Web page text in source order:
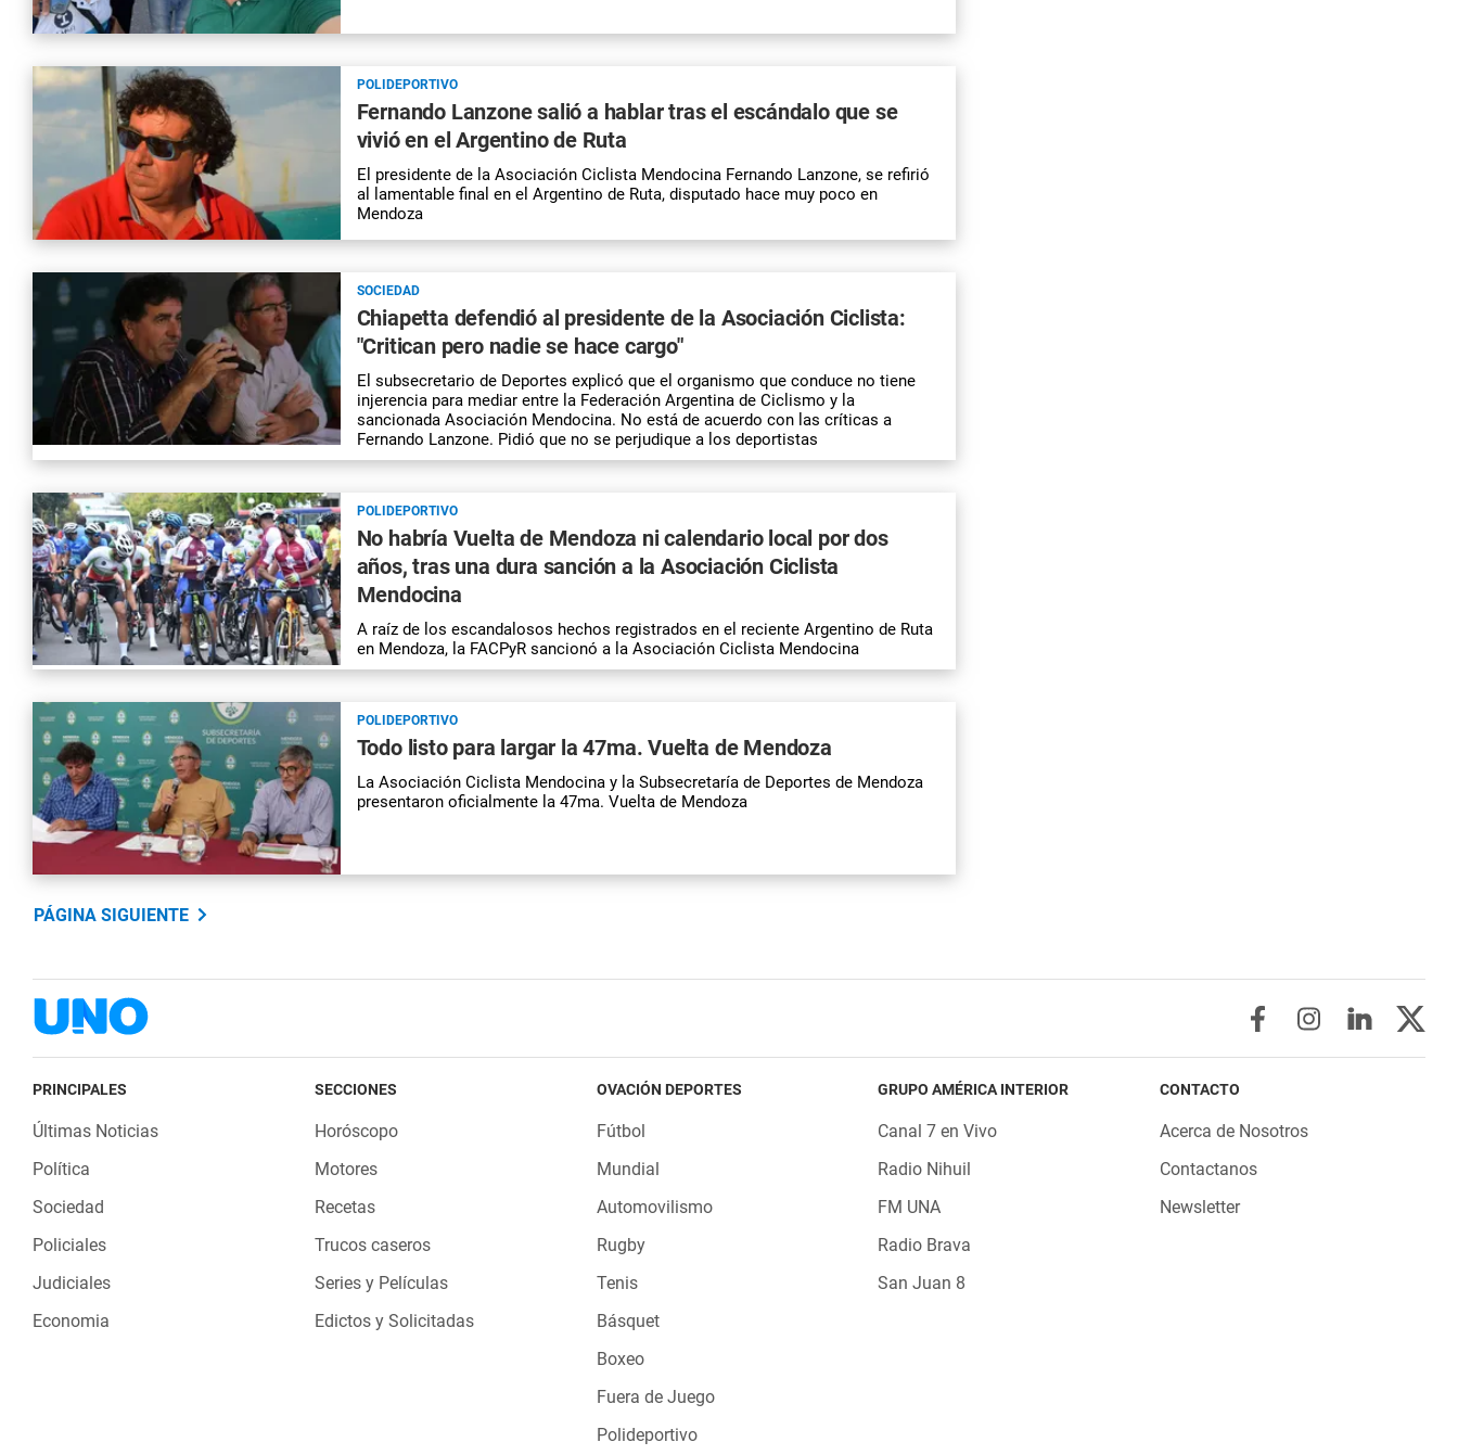
POLIDEPORTIVO
Fernando Lanzone salió a hablar tras el escándalo que se
vivió en el Argentino de Ruta
El presidente de la Asociación Ciclista Mendocina Fernando Lanzone, se refirió
al lamentable final en el Argentino de Ruta, disputado hace muy poco en
Mendoza
SOCIEDAD
Chiapetta defendió al presidente de la Asociación Ciclista:
"Critican pero nadie se hace cargo"
El subsecretario de Deportes explicó que el organismo que conduce no tiene
injerencia para mediar entre la Federación Argentina de Ciclismo y la
sancionada Asociación Mendocina. No está de acuerdo con las críticas a
Fernando Lanzone. Pidió que no se perjudique a los deportistas
POLIDEPORTIVO
No habría Vuelta de Mendoza ni calendario local por dos
años, tras una dura sanción a la Asociación Ciclista
Mendocina
A raíz de los escandalosos hechos registrados en el reciente Argentino de Ruta
en Mendoza, la FACPyR sancionó a la Asociación Ciclista Mendocina
POLIDEPORTIVO
Todo listo para largar la 47ma. Vuelta de Mendoza
La Asociación Ciclista Mendocina y la Subsecretaría de Deportes de Mendoza
presentaron oficialmente la 47ma. Vuelta de Mendoza
PÁGINA SIGUIENTE
PRINCIPALES
Últimas Noticias
Política
Sociedad
Policiales
Judiciales
Economia
SECCIONES
Horóscopo
Motores
Recetas
Trucos caseros
Series y Películas
Edictos y Solicitadas
OVACIÓN DEPORTES
Fútbol
Mundial
Automovilismo
Rugby
Tenis
Básquet
Boxeo
Fuera de Juego
Polideportivo
GRUPO AMÉRICA INTERIOR
Canal 7 en Vivo
Radio Nihuil
FM UNA
Radio Brava
San Juan 8
CONTACTO
Acerca de Nosotros
Contactanos
Newsletter